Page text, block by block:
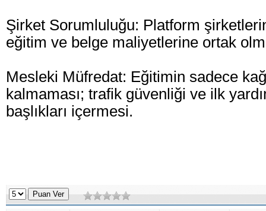
Şirket Sorumluluğu: Platform
eğitim ve belge maliyetlerine ortak
Mesleki Müfredat: Eğitimin sadece
kalmaması; trafik güvenliği ve ilk
başlıkları içermesi.